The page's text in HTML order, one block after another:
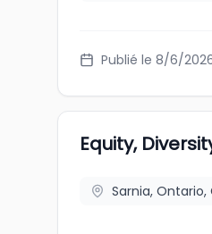
Publié le 8/6/
Equity,
Sarnia, Ontario,